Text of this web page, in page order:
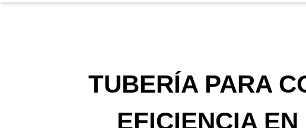
TUBERÍA PARA
EFICIENCIA